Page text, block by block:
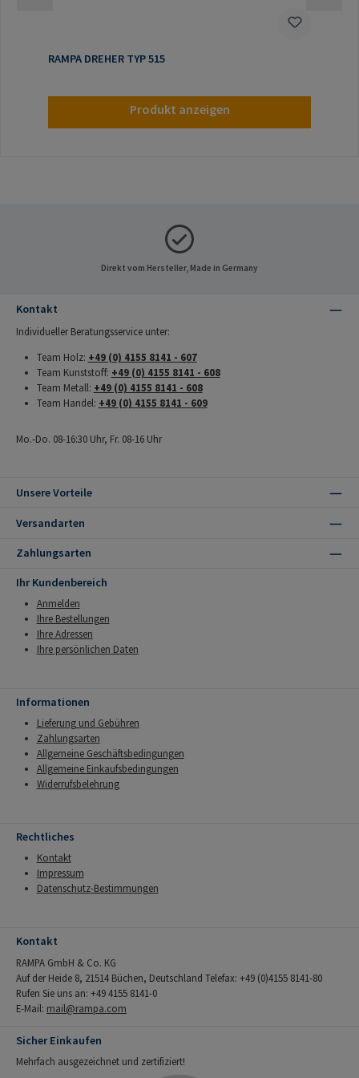
RAMPA DREHER TYP 515
Produkt anzeigen
Direkt vom Hersteller, Made in Germany
Kontakt
Individueller Beratungsservice unter:
Team Holz: +49 (0) 4155 8141 - 607
Team Kunststoff: +49 (0) 4155 8141 - 608
Team Metall: +49 (0) 4155 8141 - 608
Team Handel: +49 (0) 4155 8141 - 609
Mo.-Do. 08-16:30 Uhr, Fr. 08-16 Uhr
Unsere Vorteile
Versandarten
Zahlungsarten
Ihr Kundenbereich
Anmelden
Ihre Bestellungen
Ihre Adressen
Ihre persönlichen Daten
Informationen
Lieferung und Gebühren
Zahlungsarten
Allgemeine Geschäftsbedingungen
Allgemeine Einkaufsbedingungen
Widerrufsbelehrung
Rechtliches
Kontakt
Impressum
Datenschutz-Bestimmungen
Kontakt
RAMPA GmbH & Co. KG
Auf der Heide 8, 21514 Büchen, Deutschland Telefax: +49 (0)4155 8141-80
Rufen Sie uns an: +49 4155 8141-0
E-Mail: mail@rampa.com
Sicher Einkaufen
Mehrfach ausgezeichnet und zertifiziert!